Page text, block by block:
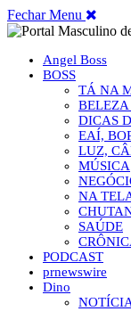
Fechar Menu
Angel Boss
BOSS
TÁ NA
BELEZA
DICAS
EAÍ,
LUZ,
MÚSICA
NA
SAÚDE
PODCAST
prnewswire
Dino